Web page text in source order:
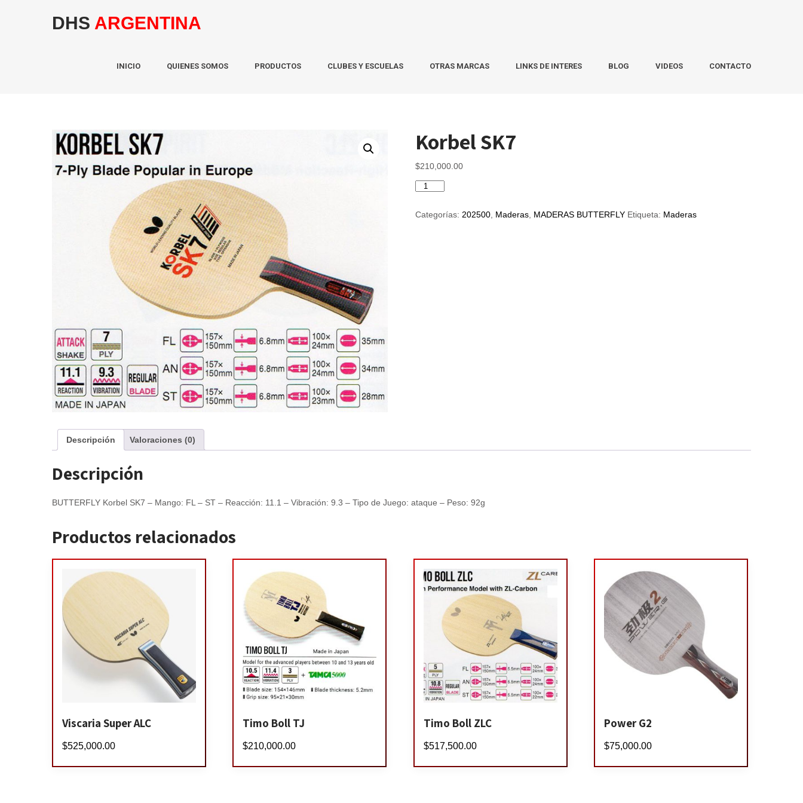
DHS ARGENTINA
INICIO QUIENES SOMOS PRODUCTOS CLUBES Y ESCUELAS OTRAS MARCAS LINKS DE INTERES BLOG VIDEOS CONTACTO
Korbel SK7
$210,000.00
Korbel
Categorías: 202500 Maderas MADERAS BUTTERFLY Etiqueta: Maderas
Descripción Valoraciones (0)
Descripción
BUTTERFLY Korbel SK7 – Mango: FL – ST – Reacción: 11.1 – Vibración: 9.3 – Tipo de Juego: ataque – Peso: 92g
Productos relacionados
Viscaria Super ALC
$525,000.00
Timo Boll TJ
$210,000.00
Timo Boll ZLC
$517,500.00
Power G2
$75,000.00